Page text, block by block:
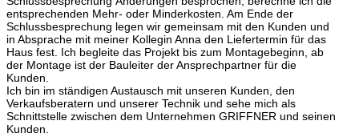
entsprechenden Mehr- oder Minderkosten. Am Ende der
Schlussbesprechung legen wir gemeinsam mit den Kunden und
in Absprache mit meiner Kollegin Anna den Liefertermin für das
Haus fest. Ich begleite das Projekt bis zum Montagebeginn, ab
der Montage ist der Bauleiter der Ansprechpartner für die
Kunden.
Ich bin im ständigen Austausch mit unseren Kunden, den
Verkaufsberatern und unserer Technik und sehe mich als
Schnittstelle zwischen dem Unternehmen GRIFFNER und seinen
Kunden.